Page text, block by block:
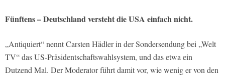
Fünftens – Deutschland versteht die USA einfach nicht.
„Antiquiert“ nennt Carsten Hädler in der Sondersendung bei „Welt
TV“ das US-Präsidentschaftswahlsystem, und das etwa ein
Dutzend Mal. Der Moderator führt damit vor, wie wenig er von den